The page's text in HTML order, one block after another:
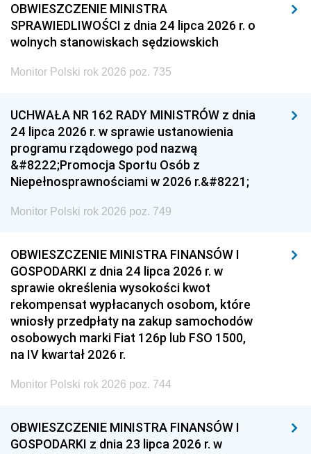
OBWIESZCZENIE MINISTRA
SPRAWIEDLIWOŚCI z dnia 24 lipca 2026 r. o
wolnych stanowiskach sędziowskich
Monitor Polski rok 2026 poz. 735
UCHWAŁA NR 162 RADY MINISTRÓW z dnia
24 lipca 2026 r. w sprawie ustanowienia
programu rządowego pod nazwą
&#8222;Promocja Sportu Osób z
Niepełnosprawnościami w 2026 r.&#8221;
Monitor Polski rok 2026 poz. 749
OBWIESZCZENIE MINISTRA FINANSÓW I
GOSPODARKI z dnia 24 lipca 2026 r. w
sprawie określenia wysokości kwot
rekompensat wypłacanych osobom, które
wniosły przedpłaty na zakup samochodów
osobowych marki Fiat 126p lub FSO 1500,
na IV kwartał 2026 r.
Monitor Polski rok 2026 poz. 744
OBWIESZCZENIE MINISTRA FINANSÓW I
GOSPODARKI z dnia 23 lipca 2026 r. w